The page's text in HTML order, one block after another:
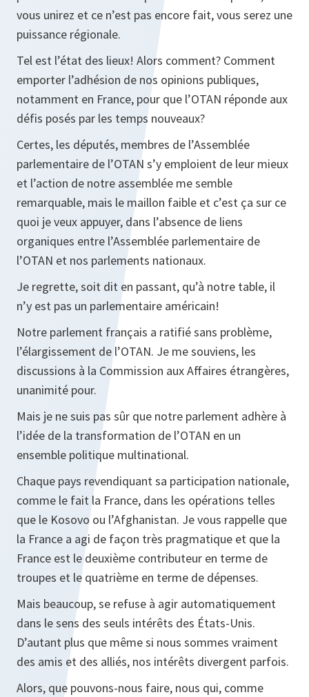
vous unirez et ce n’est pas encore fait, vous serez une
puissance régionale.
Tel est l’état des lieux! Alors comment? Comment
emporter l’adhésion de nos opinions publiques,
notamment en France, pour que l’OTAN réponde aux
défis posés par les temps nouveaux?
Certes, les députés, membres de l’Assemblée
parlementaire de l’OTAN s’y emploient de leur mieux
et l’action de notre assemblée me semble
remarquable, mais le maillon faible et c’est ça sur ce
quoi je veux appuyer, dans l’absence de liens
organiques entre l’Assemblée parlementaire de
l’OTAN et nos parlements nationaux.
Je regrette, soit dit en passant, qu’à notre table, il
n’y est pas un parlementaire américain!
Notre parlement français a ratifié sans problème,
l’élargissement de l’OTAN. Je me souviens, les
discussions à la Commission aux Affaires étrangères,
unanimité pour.
Mais je ne suis pas sûr que notre parlement adhère à
l’idée de la transformation de l’OTAN en un
ensemble politique multinational.
Chaque pays revendiquant sa participation nationale,
comme le fait la France, dans les opérations telles
que le Kosovo ou l’Afghanistan. Je vous rappelle que
la France a agi de façon très pragmatique et que la
France est le deuxième contributeur en terme de
troupes et le quatrième en terme de dépenses.
Mais beaucoup, se refuse à agir automatiquement
dans le sens des seuls intérêts des États-Unis.
D’autant plus que même si nous sommes vraiment
des amis et des alliés, nos intérêts divergent parfois.
Alors, que pouvons-nous faire, nous qui, comme